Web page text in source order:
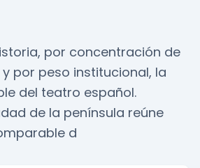
por concentración de
por peso institucional, la
del teatro español.
de la península reúne
d